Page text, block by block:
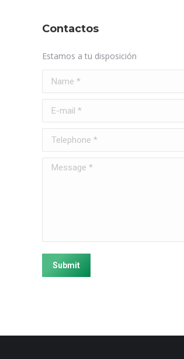
Contactos
Estamos a tu disposición
Name *
E-mail *
Telephone *
Message *
Submit